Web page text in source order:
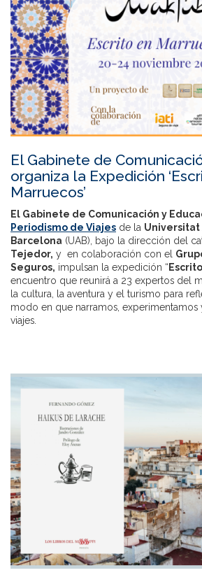
El Gabinete de
organiza la Expedición
Marruecos’
El Gabinete de Comunicación y
Periodismo de Viajes de la Universitat
Barcelona (UAB), bajo la dirección del
Tejedor, y en colaboración con el
Seguros, impulsan la expedición “
encuentro que reunirá a 23 expertos del
la cultura, la aventura y el turismo para
modo en que narramos,
viajes.